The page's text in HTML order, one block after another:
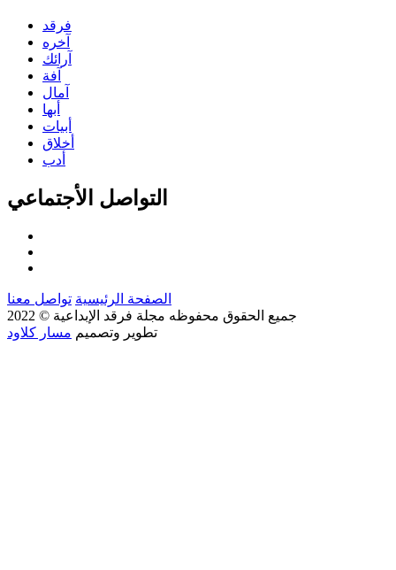
فرقد
آخره
آرائك
آفة
آمال
أبها
أبيات
أخلاق
أدب
التواصل الأجتماعي
الصفحة الرئيسية تواصل معنا
جميع الحقوق محفوظه مجلة فرقد الإبداعية © 2022
تطوير وتصميم مسار كلاود